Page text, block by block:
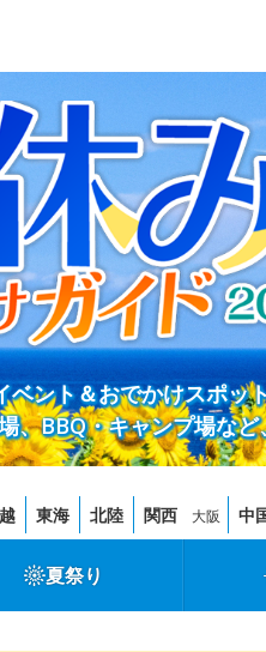
ント＆おでかけスポッ
、BBQ・キャンプ場な
東海 北陸 関西 大阪 中
夏祭り